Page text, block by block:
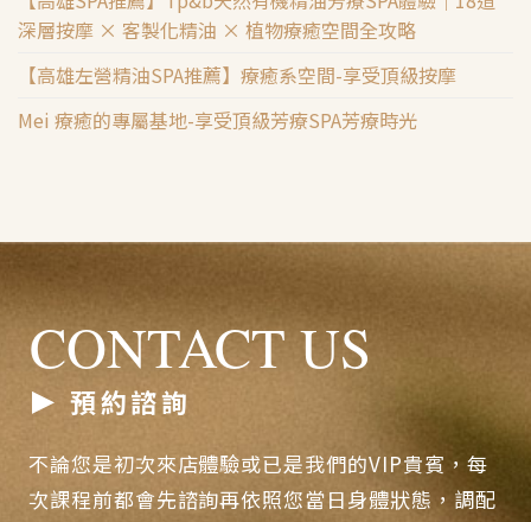
深層按摩 × 客製化精油 × 植物療癒空間全攻略
【高雄左營精油SPA推薦】療癒系空間-享受頂級按摩
Mei 療癒的專屬基地-享受頂級芳療SPA芳療時光
CONTACT US
預約諮詢
不論您是初次來店體驗或已是我們的VIP貴賓，每
次課程前都會先諮詢再依照您當日身體狀態，調配